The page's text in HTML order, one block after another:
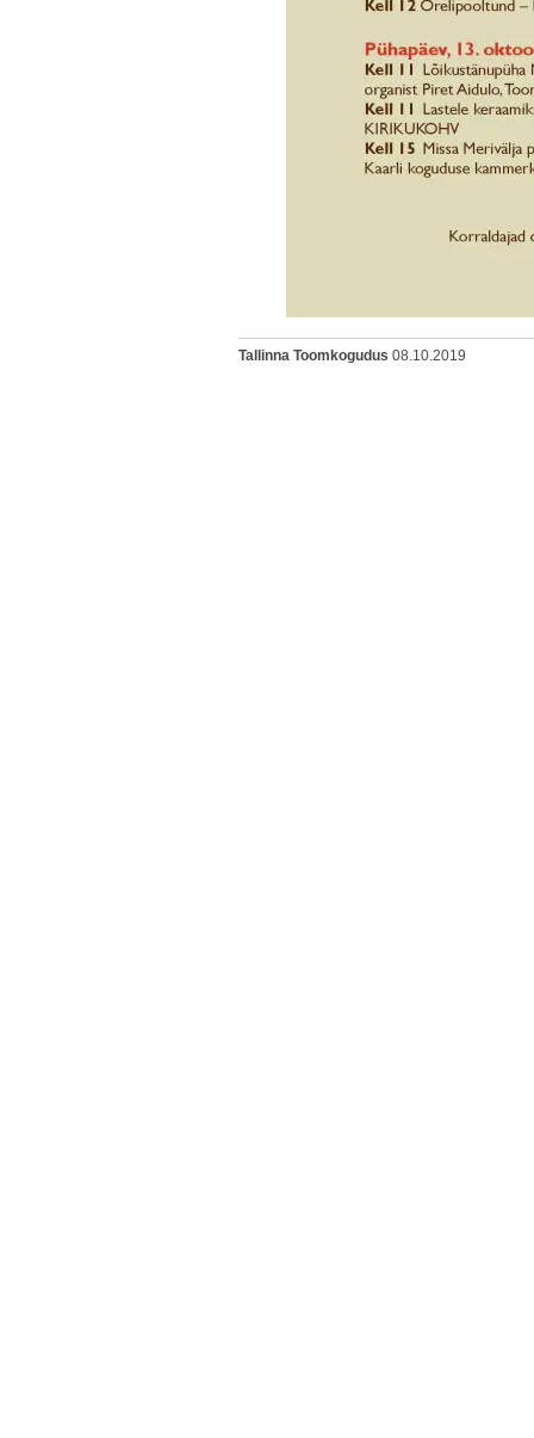
Tallinna Toomkogudus 08.10.2019